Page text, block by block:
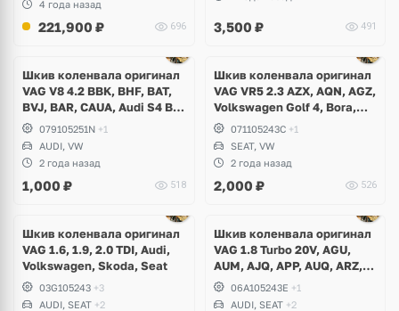
4 года назад
221,900 ₽ 696 3,500 ₽ 491
Шкив коленвала оригинал
VAG V8 4.2 BBK, BHF, BAT,
BVJ, BAR, CAUA, Audi S4 B7,
S5, S6 C6, A6 Allroad, A8 D3,
D4, Q7, Volkswagen Touareg
GP
079105251N +1
AUDI, VW
2 года назад
1,000 ₽ 518
Шкив коленвала оригинал
VAG VR5 2.3 AZX, AQN, AGZ,
Volkswagen Golf 4, Bora,
Passat B5, B5+, Beetle, Seat
Leon, Toledo
071105243С +1
SEAT, VW
2 года назад
2,000 ₽ 526
Шкив коленвала оригинал
VAG 1.6, 1.9, 2.0 TDI, Audi,
Volkswagen, Skoda, Seat
03G105243 +3
AUDI, SEAT +2
Шкив коленвала оригинал
VAG 1.8 Turbo 20V, AGU,
AUM, AJQ, APP, AUQ, ARZ,
AQA, AGN, APG, Audi,
Volkswagen, Skoda, Seat
06A105243E +1
AUDI, SEAT +2